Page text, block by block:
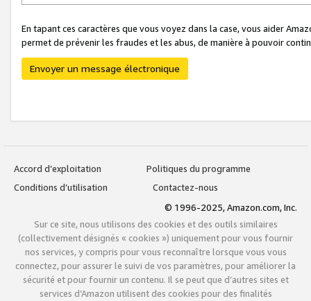
En tapant ces caractères que vous voyez dans la case, vous aider
permet de prévenir les fraudes et les abus, de manière à pouvoir
Envoyer un message électronique
Accord d’exploitation
Politiques du programme
Conditions d’utilisation
Contactez-nous
© 1996-2025, Amazon.com, Inc.
Sur ce site, nous utilisons des cookies et des outils similaires
(collectivement désignés « cookies ») uniquement pour vous fournir
nos services, y compris pour vous reconnaître lorsque vous vous
connectez, pour assurer le suivi de vos paramètres, pour améliorer la
sécurité et pour fournir un contenu. Il se peut que d’autres sites et
services d’Amazon utilisent des cookies pour des finalités